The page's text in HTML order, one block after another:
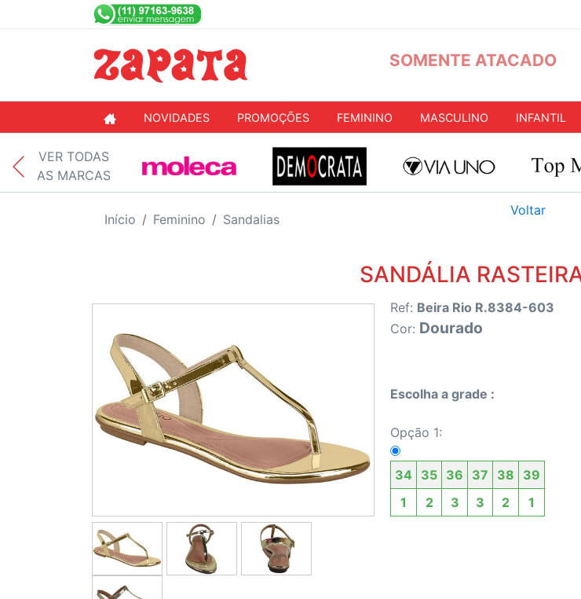
SOMENTE ATACADO
NOVIDADES PROMOÇÕES FEMININO MASCULINO INFANTIL
VER TODAS
AS MARCAS
Início Feminino Sandalias
Voltar
SANDÁLIA
Ref: Beira Rio R.8384-603
Cor: Dourado
Escolha a grade :
Opção 1:
34 35 36 37 38
39
1
2 3 3 2 1